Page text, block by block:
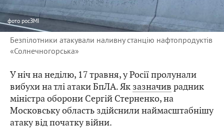
фото росЗМІ
Безпілотники атакували наливну станцію нафтопродуктів
«Солнечногорська»
У ніч на неділю, 17 травня, у Росії пролунали
вибухи на тлі атаки БпЛА. Як зазначив радник
міністра оборони Сергій Стерненко, на
Московську область здійснили наймасштабнішу
атаку від початку війни.